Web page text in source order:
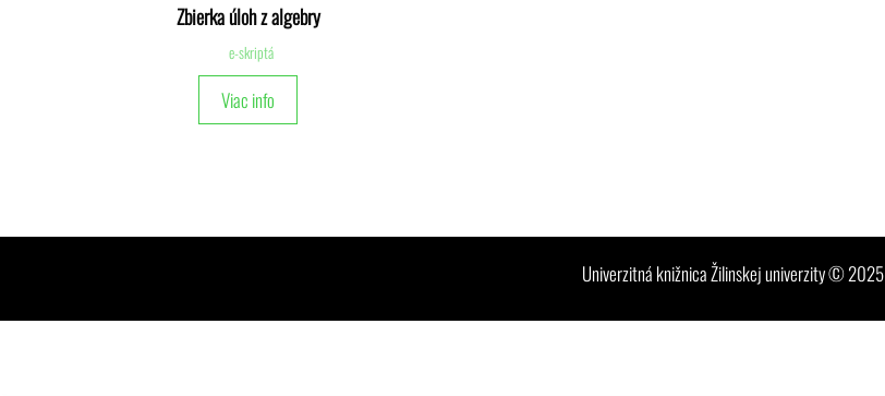
Zbierka úloh z algebry
e-skriptá
Viac info
Univerzitná knižnica Žilinskej univerzity © 2025